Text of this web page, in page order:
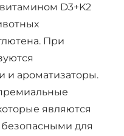
D3+K2
При
и ароматизаторы.
являются
для